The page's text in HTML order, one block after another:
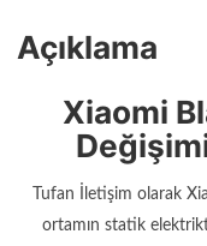
Açıklama
Xiaomi
Tufan İletişim olarak
ortamın statik